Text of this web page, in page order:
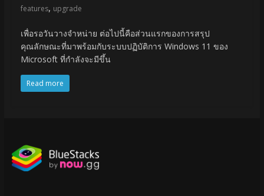
features, upgrade
เพื่อรอวันวางจำหน่าย ต่อไปนี้คือส่วนแรกของการสรุป
คุณลักษณะที่มาพร้อมกับระบบปฏิบัติการ Windows 11 ของ
Microsoft ที่กำลังจะมีขึ้น
Read more